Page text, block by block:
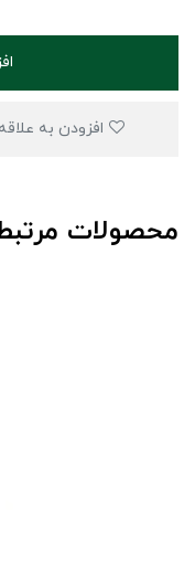
محصولات